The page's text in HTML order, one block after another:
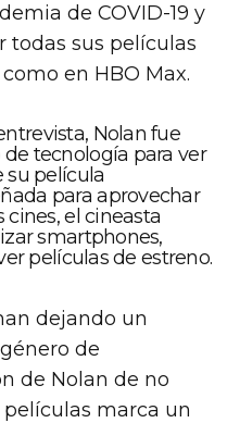
de COVID-19 y
todas sus películas
en HBO Max.
Nolan fue
tecnología para ver
su película
para aprovechar
cines, el cineasta
smartphones,
películas de estreno.
dejando un
de
de Nolan de no
marca un